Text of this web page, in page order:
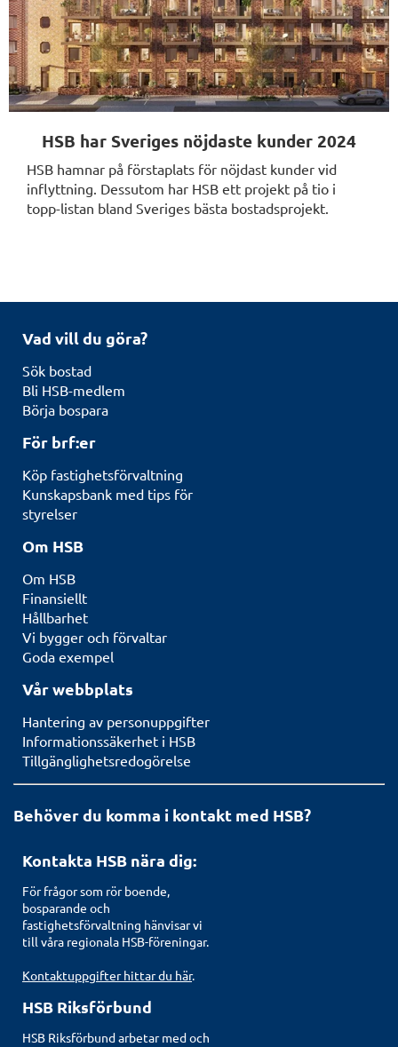
HSB har Sveriges nöjdaste kunder 2024
HSB hamnar på förstaplats för nöjdast kunder vid
inflyttning. Dessutom har HSB ett projekt på tio i
topp-listan bland Sveriges bästa bostadsprojekt.
Vad vill du göra?
Sök bostad
Bli HSB-medlem
Börja bospara
För brf:er
Köp fastighetsförvaltning
Kunskapsbank med tips för
styrelser
Om HSB
Om HSB
Finansiellt
Hållbarhet
Vi bygger och förvaltar
Goda exempel
Vår webbplats
Hantering av personuppgifter
Informationssäkerhet i HSB
Tillgänglighetsredogörelse
Behöver du komma i kontakt med HSB?
Kontakta HSB nära dig:
För frågor som rör boende,
bosparande och
fastighetsförvaltning hänvisar vi
till våra regionala HSB-föreningar.
Kontaktuppgifter hittar du här.
HSB Riksförbund
HSB Riksförbund arbetar med och